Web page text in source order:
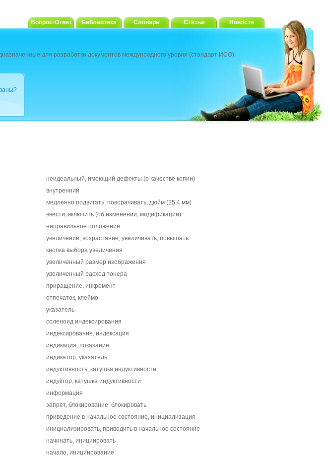
Новости
Статьи
Словари
Библиотека
Вопрос-Ответ
для разработки документов междунродного уровня (стандарт ИСО).
неидеальный, имеющий дефекты (о качестве копии)
внутренний
медленно подвигать, поворачивать; дюйм (25,4 мм)
ввести, включить (об изменении, модификации)
неправильное положение
увеличение, возрастание; увеличивать, повышать
кнопка выбора увеличения
увеличенный размер изображения
увеличенный расход тонера
приращение, инкремент
отпечаток, клеймо
указатель
соленоид индексирования
индексирование, индексация
индикация, показание
индикатор, указатель
индуктивность, катушка индуктивности
индуктор, катушка индуктивности
информация
запрет, блокирование; блокировать
приведение в начальное состояние, инициализация
инициализировать, приводить в начальное состояние
начинать, инициировать
начало, инициирование